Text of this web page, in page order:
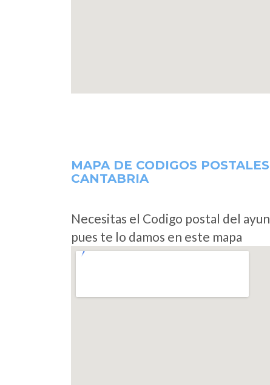
MAPA DE CODIGOS
CANTABRIA
Necesitas el Codigo postal del
pues te lo damos en este mapa